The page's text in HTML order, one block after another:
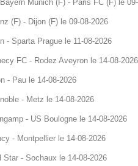
Munich (F) - Paris FC (F) le
(F) - Dijon (F) le 09-08-2026
- Sparta Prague le 11-08-2026
FC - Rodez Aveyron le 14-08-2026
- Pau le 14-08-2026
- Metz le 14-08-2026
- US Boulogne le 14-08-2026
- Montpellier le 14-08-2026
Star - Sochaux le 14-08-2026